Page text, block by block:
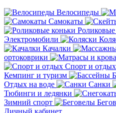
Велосипеды
Самокаты
Роликовые
Электромобили
Качалки
ортоковрики
Спорт и отдых
Кемпинг и туризм
Отдых на воде
Санки
Тюбинги и ледянки
Зимний спорт
Личный кабинет